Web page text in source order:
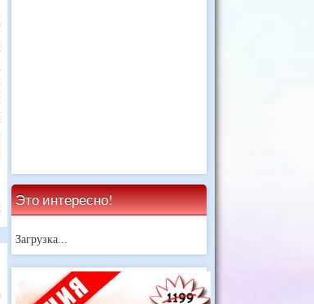
Это интересно!
Загрузка...